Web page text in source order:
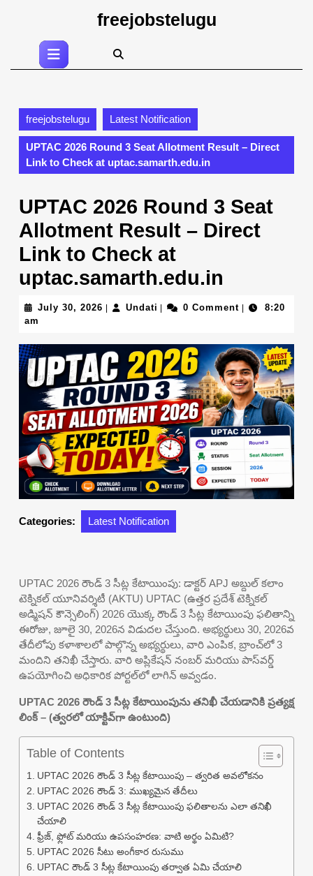
to
freejobstelugu
Open
Button
freejobstelugu Latest Notification
UPTAC 2026 Round 3 Seat Allotment Result – Direct
Link to Check at uptac.samarth.edu.in
UPTAC 2026 Round 3 Seat
Allotment Result – Direct
Link to Check at
uptac.samarth.edu.in
July 30, 2026 July Undati Undati0 Comment
8:20
am
Categories: Latest Notification
UPTAC 2026 రౌండ్ 3 సీట్ల కేటాయింపు: డాక్టర్ APJ అబ్దుల్ కలాం
టెక్నికల్ యూనివర్శిటీ (AKTU) UPTAC (ఉత్తర ప్రదేశ్ టెక్నికల్
అడ్మిషన్ కౌన్సెలింగ్) 2026 యొక్క రౌండ్ 3 సీట్ల కేటాయింపు ఫలితాన్ని
ఈరోజు, జూలై 30, 2026న విడుదల చేస్తుంది. అభ్యర్థులు 30, 2026వ
తేదీలోపు కళాశాలలో పాల్గొన్న అభ్యర్థులు, వారి ఎంపిక, బ్రాంచ్‌లో 3
మందిని తనిఖీ చేస్తారు. వారి అప్లికేషన్ నంబర్ మరియు పాస్‌వర్డ్
ఉపయోగించి అధికారిక పోర్టల్‌లో లాగిన్ అవ్వడం.
UPTAC 2026 రౌండ్ 3 సీట్ల కేటాయింపును తనిఖీ చేయడానికి ప్రత్యక్ష
లింక్ – (త్వరలో యాక్టివ్‌గా ఉంటుంది)
Table of Contents
UPTAC 2026 రౌండ్ 3 సీట్ల కేటాయింపు – త్వరిత అవలోకనం
UPTAC 2026 రౌండ్ 3: ముఖ్యమైన తేదీలు
UPTAC 2026 రౌండ్ 3 సీట్ల కేటాయింపు ఫలితాలను ఎలా తనిఖీ
చేయాలి
ఫ్రీజ్, ఫ్లోట్ మరియు ఉపసంహరణ: వాటి అర్థం ఏమిటి?
UPTAC 2026 సీటు అంగీకార రుసుము
UPTAC రౌండ్ 3 సీట్ల కేటాయింపు తర్వాత ఏమి చేయాలి